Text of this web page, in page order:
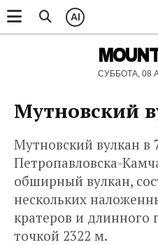
AI
СУББОТА, 08
Мутновский
Мутновский вулкан в
Петропавловска-
обширный вулкан,
нескольких
кратеров и длинного
точкой 2322 м.